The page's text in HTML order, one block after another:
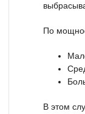
По
В этом